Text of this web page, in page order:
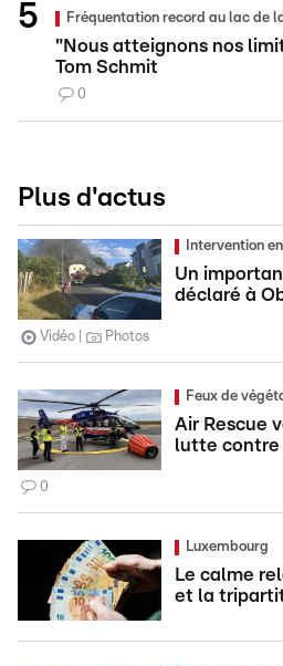
Fréquentation record au lac de
"Nous atteignons nos
Tom Schmit
0
Plus d'actus
Intervention
Un
déclaré à
Vidéo Photos
Feux de
Air Rescue
lutte contre
0
Luxembourg
Le calme
et la